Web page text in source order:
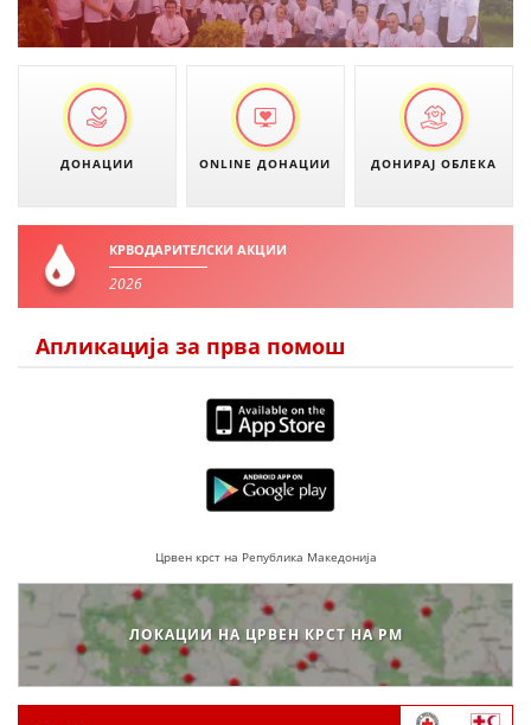
ЗНАЧЕЊЕ НА СЛУЖБАТА ЗА БАРАЊЕ
ЗДРАВСТВЕНО ПРЕВЕНТИВНА ДЕЈНОСТ
ПРВА ПОМОШ
ДЕЈСТВУВАЊЕ
СТРАТЕГИИ
ЕДУКАТИВНО ИНФОРМАТИВНИ МАТЕРИЈАЛИ
БРОШУРИ
ДОНАЦИИ ONLINE ДОНАЦИИ ДОНИРАЈ ОБЛЕКА
КРВОДАРИТЕЛСКИ АКЦИИ
2026
Апликација за прва помош
Црвен крст на Република Македонија
ЛОКАЦИИ НА ЦРВЕН КРСТ НА РМ